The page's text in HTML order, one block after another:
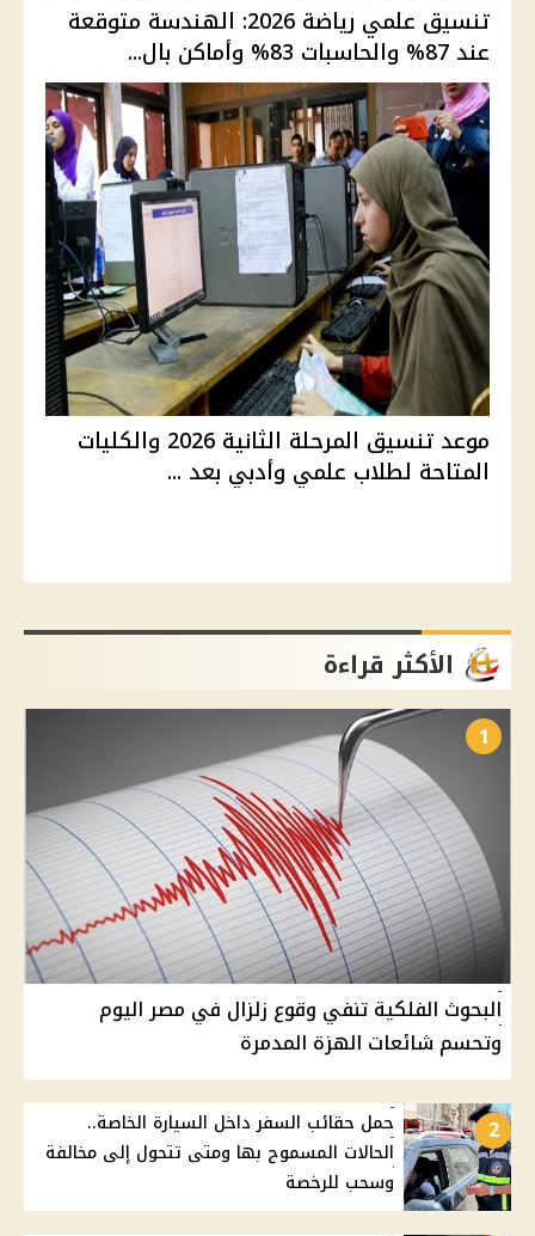
تنسيق علمي رياضة 2026: الهندسة متوقعة
عند 87% والحاسبات 83% وأماكن بال...
موعد تنسيق المرحلة الثانية 2026 والكليات
المتاحة لطلاب علمي وأدبي بعد ...
الأكثر قراءة
1
البحوث الفلكية تنفي وقوع زلزال في مصر اليوم
وتحسم شائعات الهزة المدمرة
2
حمل حقائب السفر داخل السيارة الخاصة..
الحالات المسموح بها ومتى تتحول إلى مخالفة
وسحب للرخصة